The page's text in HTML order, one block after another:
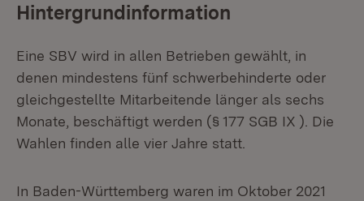
Hintergrundinformation
Eine SBV wird in allen Betrieben gewählt, in
denen mindestens fünf schwerbehinderte oder
gleichgestellte Mitarbeitende länger als sechs
Monate, beschäftigt werden (§ 177 SGB IX ). Die
Wahlen finden alle vier Jahre statt.
In Baden-Württemberg waren im Oktober 2021